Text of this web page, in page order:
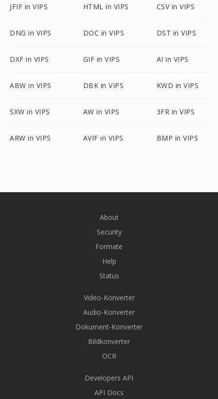
JFIF in VIPS HTML in VIPS CSV in VIPS
DNG in VIPS DOC in VIPS DST in VIPS
DXF in VIPS GIF in VIPS AI in VIPS
ABW in VIPS DBK in VIPS KWD in VIPS
SXW in VIPS AW in VIPS 3FR in VIPS
ARW in VIPS AVIF in VIPS BMP in VIPS
About
Security
Formate
Help
Status
Video-Konverter
Audio-Konverter
Dokument-Konverter
Bildkonverter
OCR
Developers API
API Docs